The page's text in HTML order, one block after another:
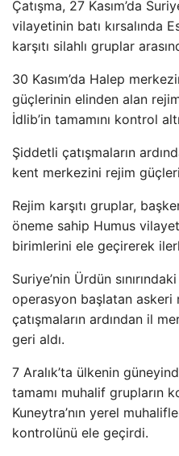
Çatışma, 27 Kasım’da
vilayetinin batı kırsalında
karşıtı silahlı gruplar
30 Kasım’da Halep
güçlerinin elinden alan
İdlib’in tamamını kontrol
Şiddetli çatışmaların
kent merkezini rejim
Rejim karşıtı gruplar,
öneme sahip Humus
birimlerini ele geçirerek
Suriye’nin Ürdün
operasyon başlatan askeri
çatışmaların ardından il
geri aldı.
7 Aralık’ta ülkenin
tamamı muhalif grupların
Kuneytra’nın yerel
kontrolünü ele geçirdi.